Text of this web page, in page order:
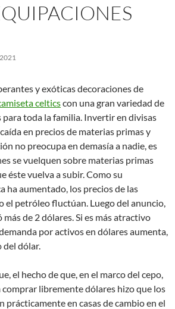
y exóticas decoraciones de
celticscon una gran variedad de
para toda la familia. Invertir en divisas
en precios de materias primas y
no preocupa en demasía a nadie, es
se vuelquen sobre materias primas
éste vuelva a subir. Como su
ha aumentado, los precios de las
el petróleo fluctúan. Luego del anuncio,
de 2 dólares. Si es más atractivo
por activos en dólares aumenta,
del dólar.
el hecho de que, en el marco del cepo,
comprar libremente dólares hizo que los
prácticamente en casas de cambio en el